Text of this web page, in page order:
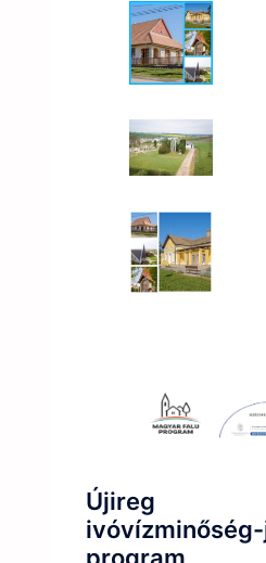
Újireg
program